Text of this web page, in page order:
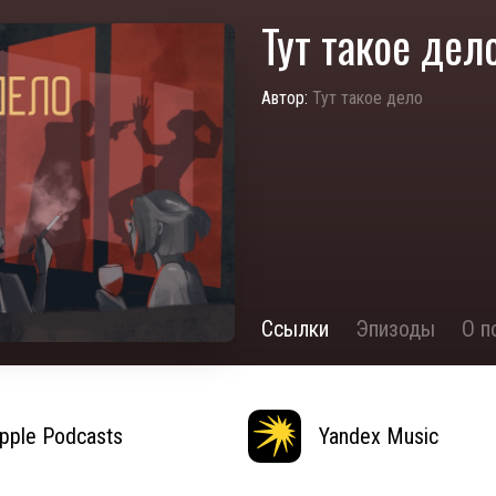
Тут такое
Автор: Тут такое дело
Ссылки Эпизоды О
Podcasts Yandex Music